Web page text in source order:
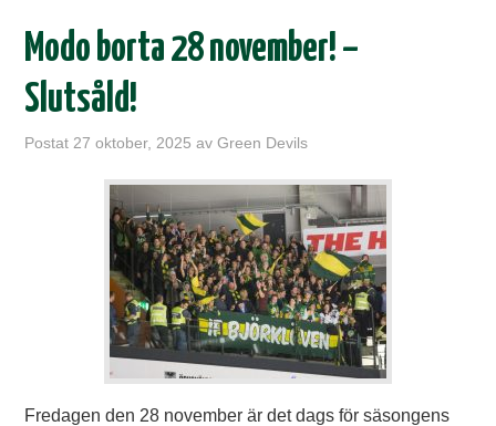
Modo borta 28 november! –
Slutsåld!
Postat 27 oktober, 2025 avGreen Devils
Fredagen den 28 november är det dags för säsongens